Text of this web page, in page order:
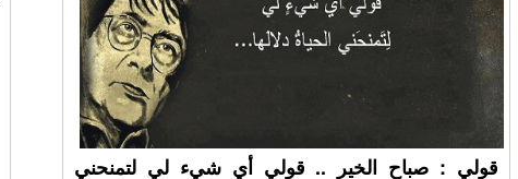
قولي : صباح الخير .. قولي أي شيء لي لتمنحني